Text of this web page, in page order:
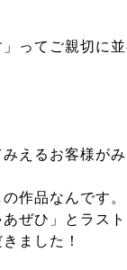
」ってご親切に
えるお客様がみ
の作品なんです
ぜひ」とラス
ました！